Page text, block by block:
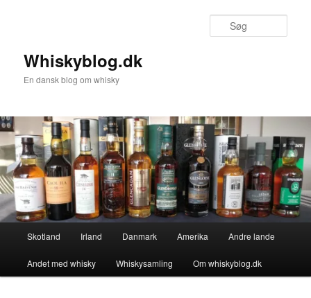
Whiskyblog.dk
En dansk blog om whisky
Skotland Irland Danmark Amerika Andre lande
Andet med whisky Whiskysamling Om whiskyblog.dk